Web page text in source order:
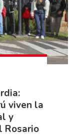
viven la
y
Rosario